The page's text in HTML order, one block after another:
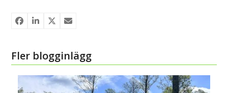
Fler blogginlägg